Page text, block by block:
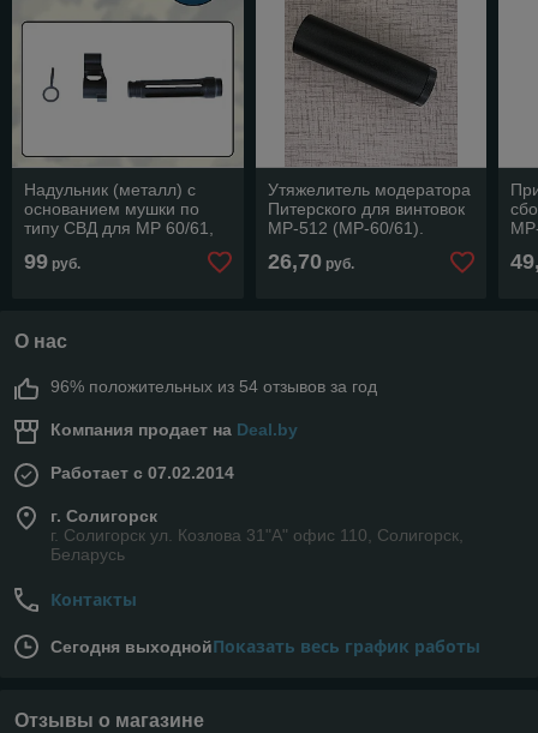
Надульник (металл) с
основанием мушки по
типу СВД для МР 60/61,
МР-514.
99 руб.
Утяжелитель модератора
Питерского для винтовок
МР-512 (МР-60/61).
26,70руб.
О нас
96% положительных из 54 отзывов за год
Компания продает на Deal.by
Работает с 07.02.2014
г. Солигорск
г. Солигорск ул. Козлова 31"А" офис 110, Солигорск,
Беларусь
Контакты
Сегодня выходнойПоказать весь график работы
Отзывы о магазине